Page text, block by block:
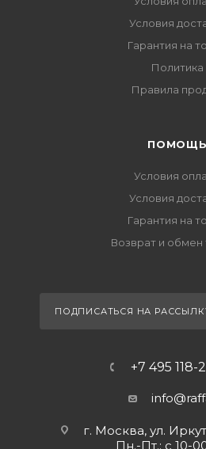
Условия
Гарантия на
Политика
Правила
ПОМОЩЬ
Условия
Условия
Гарантия на
Возврат и обмен
ПОДПИСАТЬСЯ НА
+7 495 118-
г. Москва, ул.
Пн.-Пт.: с 10-